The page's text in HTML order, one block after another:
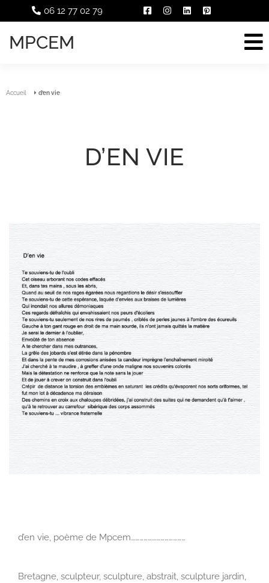
06 12 77 02 79
MPCEM
Accueil d’en vie
D’EN VIE
d’en vie, poème de Mpcem…………………………………
Bretagne, sculpteur, sculpture, abstrait, sculpture jardin,